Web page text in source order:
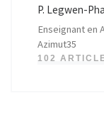
P. Legwen-
Enseignant en
Azimut35
102